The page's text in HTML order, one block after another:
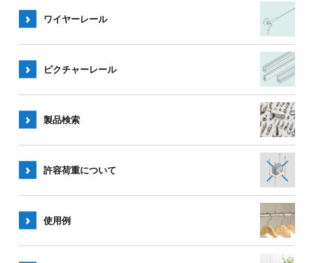
ワイヤーレール
ピクチャーレール
製品検索
許容荷重について
使用例